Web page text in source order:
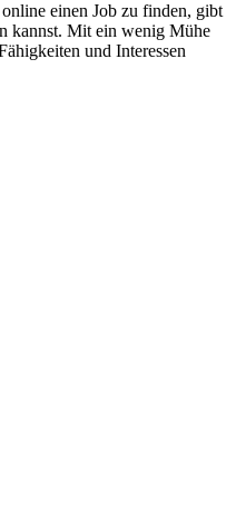
einen Job zu finden, gibt
kannst. Mit ein wenig Mühe
und Interessen